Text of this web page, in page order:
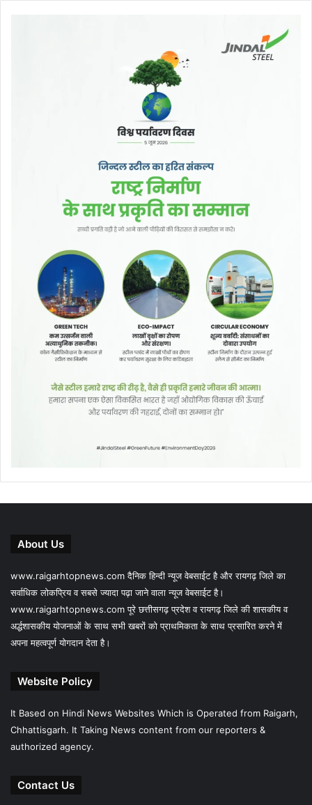
About Us
www.raigarhtopnews.com दैनिक हिन्दी न्यूज वेबसाईट है और रायगढ़ जिले का
सर्वाधिक लोकप्रिय व सबसे ज्यादा पढ़ा जाने वाला न्यूज वेबसाईट है।
www.raigarhtopnews.com पूरे छत्तीसगढ़ प्रदेश व रायगढ़ जिले की शासकीय व
अर्द्धशासकीय योजनाओं के साथ सभी खबरों को प्राथमिकता के साथ प्रसारित करने में
अपना महत्वपूर्ण योगदान देता है।
Website Policy
It Based on Hindi News Websites Which is Operated from Raigarh,
Chhattisgarh. It Taking News content from our reporters &
authorized agency.
Contact Us